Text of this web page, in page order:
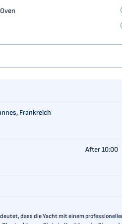
Frankreich
After 10:00
dass die Yacht mit einem